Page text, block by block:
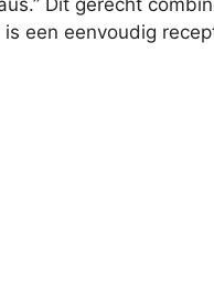
Dit gerecht
een eenvoudig